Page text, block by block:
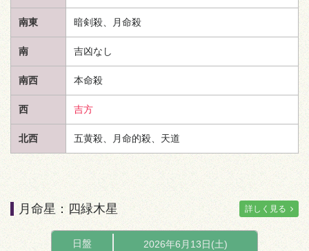
南東 暗剣殺、月命殺
南 吉凶なし
南西 本命殺
西 吉方
北西 五黄殺、月命的殺、 天道
月命星：四緑木星 詳しく見る
日盤 2026年6月13日(土)